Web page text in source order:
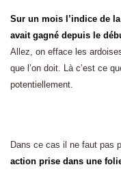
Sur un mois l’indice de
avait gagné depuis le
Allez, on efface les
que l’on doit. Là c’est ce
potentiellement.
Dans ce cas il ne faut pas
action prise dans une